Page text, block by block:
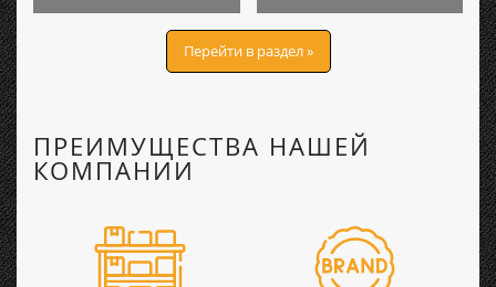
Перейти в раздел »
ПРЕИМУЩЕСТВА НАШЕЙ
КОМПАНИИ